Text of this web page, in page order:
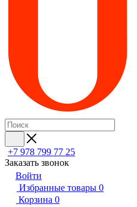
+7 978 799 77 25
Заказать звонок
Войти
Избранные товары 0
Корзина 0